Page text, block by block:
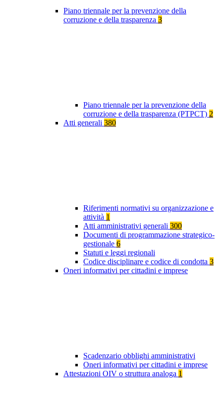
Piano triennale per la prevenzione della
corruzione e della trasparenza 3
Piano triennale per la prevenzione della
corruzione e della trasparenza (PTPCT) 2
Atti generali 380
Riferimenti normativi su organizzazione e
attività 1
Atti amministrativi generali 300
Documenti di programmazione strategico-
gestionale 6
Statuti e leggi regionali
Codice disciplinare e codice di condotta 3
Oneri informativi per cittadini e imprese
Scadenzario obblighi amministrativi
Oneri informativi per cittadini e imprese
Attestazioni OIV o struttura analoga 1